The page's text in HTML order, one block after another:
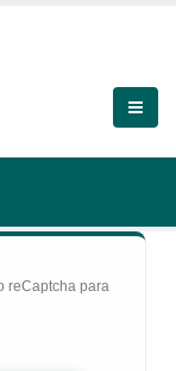
reCaptcha para